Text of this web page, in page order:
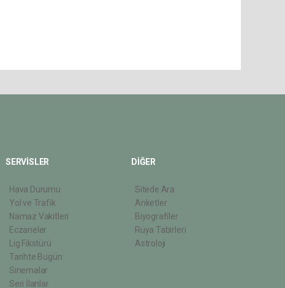
SERVİSLER
Hava Durumu
Yol ve Trafik
Namaz Vakitleri
Eczaneler
Lig Fikstürü
Tarihte Bugün
Sinemalar
Seri İlanlar
DİĞER
Sitede Ara
Anketler
Biyografiler
Rüya Tabirleri
Astroloji